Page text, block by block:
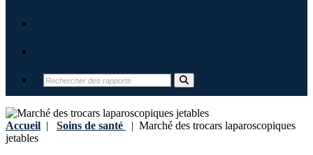
Accueil | Soins de santé | Marché des trocars laparoscopiques
jetables